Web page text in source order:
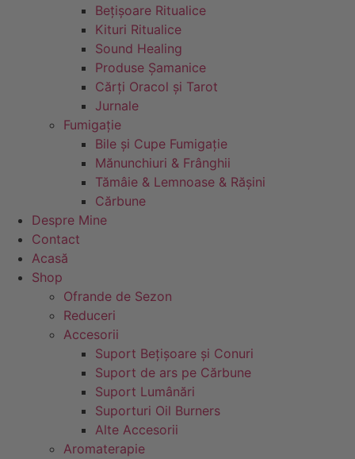
Bețișoare Ritualice
Kituri Ritualice
Sound Healing
Produse Șamanice
Cărți Oracol și Tarot
Jurnale
Fumigație
Bile și Cupe Fumigație
Mănunchiuri & Frânghii
Tămâie & Lemnoase & Rășini
Cărbune
Despre Mine
Contact
Acasă
Shop
Ofrande de Sezon
Reduceri
Accesorii
Suport Bețișoare și Conuri
Suport de ars pe Cărbune
Suport Lumânări
Suporturi Oil Burners
Alte Accesorii
Aromaterapie